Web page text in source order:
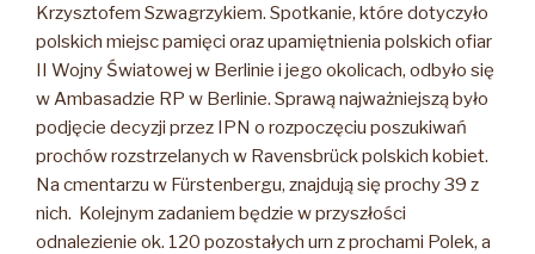
Krzysztofem Szwagrzykiem. Spotkanie, które dotyczyło
polskich miejsc pamięci oraz upamiętnienia polskich ofiar
II Wojny Światowej w Berlinie i jego okolicach, odbyło się
w Ambasadzie RP w Berlinie. Sprawą najważniejszą było
podjęcie decyzji przez IPN o rozpoczęciu poszukiwań
prochów rozstrzelanych w Ravensbrück polskich kobiet.
Na cmentarzu w Fürstenbergu, znajdują się prochy 39 z
nich. Kolejnym zadaniem będzie w przyszłości
odnalezienie ok. 120 pozostałych urn z prochami Polek, a